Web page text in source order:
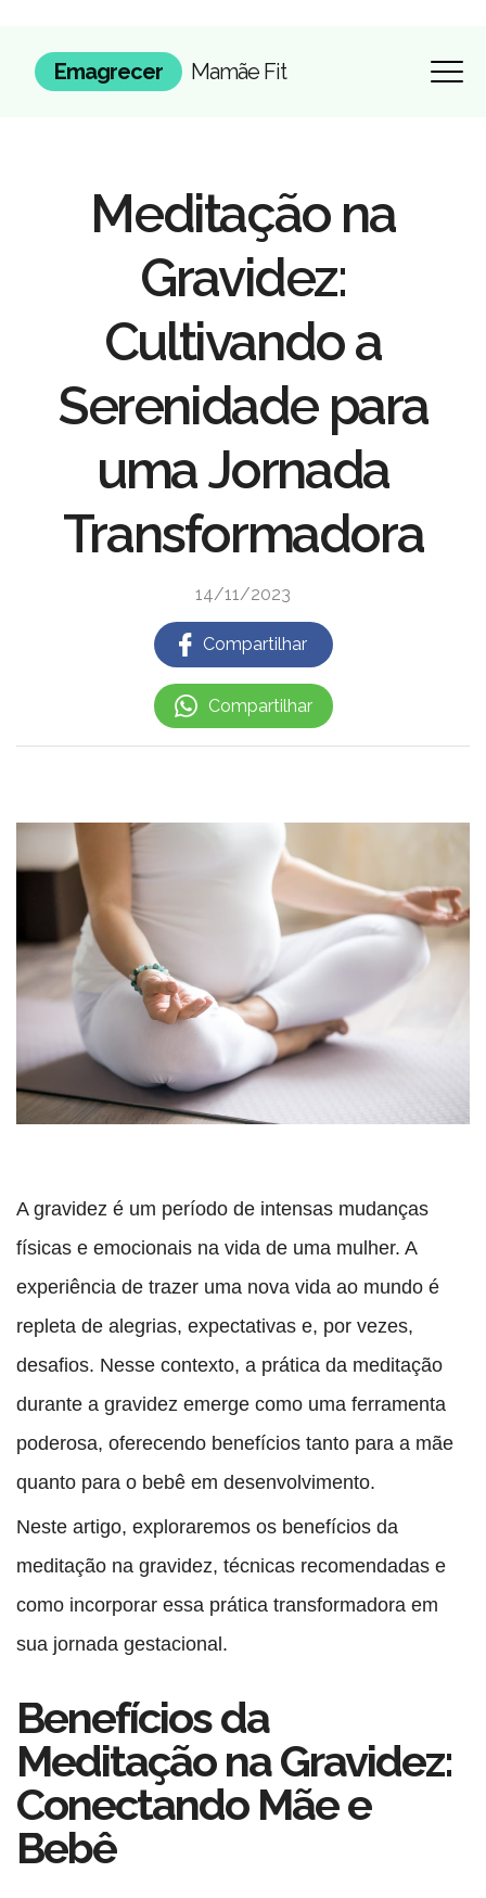
Emagrecer Mamãe Fit
Meditação na
Gravidez:
Cultivando a
Serenidade para
uma Jornada
Transformadora
14/11/2023
Compartilhar
Compartilhar
A gravidez é um período de intensas mudanças
físicas e emocionais na vida de uma mulher. A
experiência de trazer uma nova vida ao mundo é
repleta de alegrias, expectativas e, por vezes,
desafios. Nesse contexto, a prática da meditação
durante a gravidez emerge como uma ferramenta
poderosa, oferecendo benefícios tanto para a mãe
quanto para o bebê em desenvolvimento.
Neste artigo, exploraremos os benefícios da
meditação na gravidez, técnicas recomendadas e
como incorporar essa prática transformadora em
sua jornada gestacional.
Benefícios da
Meditação na Gravidez:
Conectando Mãe e
Bebê